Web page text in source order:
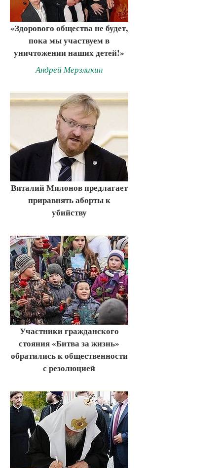
«Здорового общества не будет,
пока мы участвуем в
уничтожении наших детей!»
Андрей Мерзликин
Виталий Милонов предлагает
приравнять аборты к
убийству
Участники гражданского
стояния «Битва за жизнь»
обратились к общественности
с резолюцией